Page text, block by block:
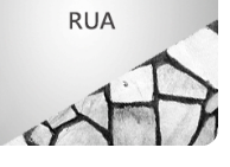
GT Rua